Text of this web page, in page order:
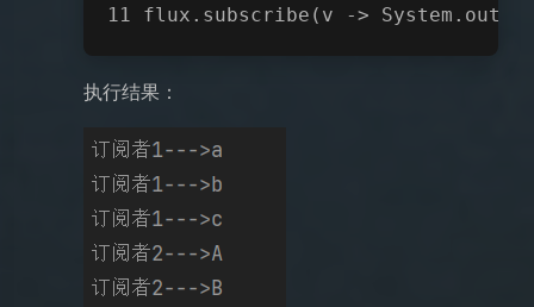
flux.subscribe(v ->
执行结果：